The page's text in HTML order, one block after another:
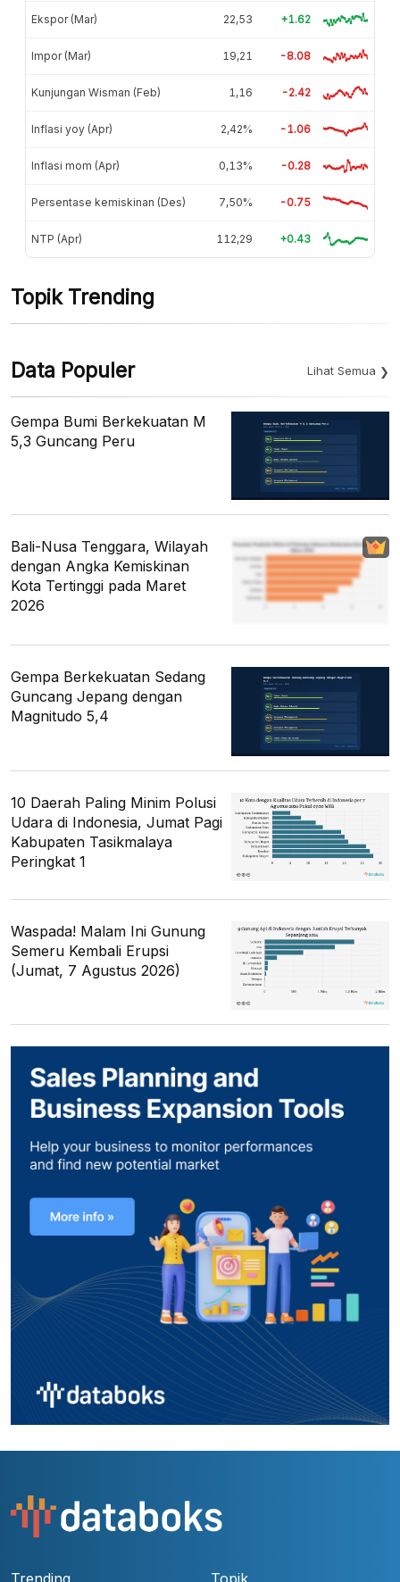
Ekspor (Mar) 22,53 +1.62
Impor (Mar) 19,21 -8.08
Kunjungan Wisman (Feb) 1,16 -2.42
Inflasi yoy (Apr) 2,42% -1.06
Inflasi mom (Apr) 0,13% -0.28
Persentase kemiskinan (Des) 7,50% -0.75
NTP (Apr) 112,29 +0.43
Topik Trending
Data Populer Lihat Semua
Gempa Bumi Berkekuatan M
5,3 Guncang Peru
Bali-Nusa Tenggara, Wilayah
dengan Angka Kemiskinan
Kota Tertinggi pada Maret
2026
Gempa Berkekuatan Sedang
Guncang Jepang dengan
Magnitudo 5,4
10 Daerah Paling Minim Polusi
Udara di Indonesia, Jumat Pagi
Kabupaten Tasikmalaya
Peringkat 1
Waspada! Malam Ini Gunung
Semeru Kembali Erupsi
(Jumat, 7 Agustus 2026)